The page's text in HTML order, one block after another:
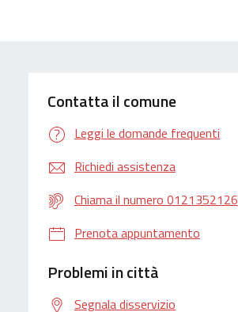
Contatta il comune
Leggi le domande frequenti
Richiedi assistenza
Chiama il numero 0121352126
Prenota appuntamento
Problemi in città
Segnala disservizio